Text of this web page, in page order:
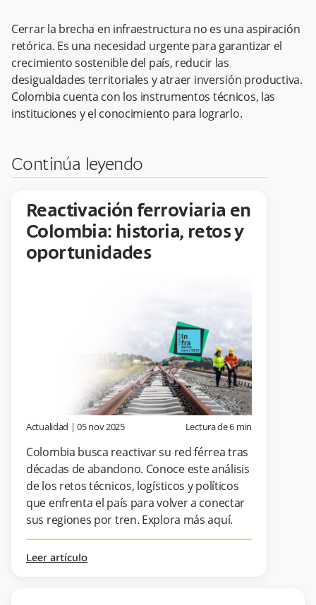
Cerrar la brecha en infraestructura no es una aspiración
retórica. Es una necesidad urgente para garantizar el
crecimiento sostenible del país, reducir las
desigualdades territoriales y atraer inversión productiva.
Colombia cuenta con los instrumentos técnicos, las
instituciones y el conocimiento para lograrlo.
Continúa leyendo
Reactivación ferroviaria en
Colombia: historia, retos y
oportunidades
Actualidad |05 nov 2025 Lectura de6 min
Colombia busca reactivar su red férrea tras
décadas de abandono. Conoce este análisis
de los retos técnicos, logísticos y políticos
que enfrenta el país para volver a conectar
sus regiones por tren. Explora más aquí.
Leer artículo